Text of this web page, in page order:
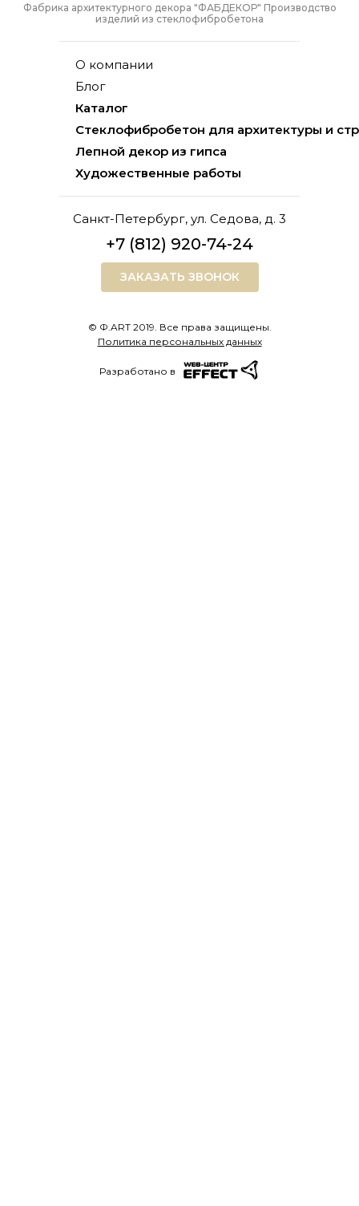
Фабрика архитектурного декора "ФАБДЕКОР" Производство
изделий из стеклофибробетона
Каталог
Стеклофибробетон для архитектуры и
Лепной декор из гипса
Художественные работы
О компании
Блог
Санкт-Петербург, ул. Седова, д. 3
+7 (812) 920-74-24
ЗАКАЗАТЬ ЗВОНОК
© Ф.ART 2019. Все права защищены.
Политика персональных данных
Разработано в